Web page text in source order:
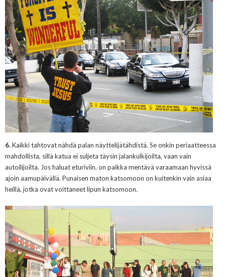
6.Kaikki tahtovat nähdä palan näyttelijätähdistä. Se onkin periaatteessa
mahdollista, sillä katua ei suljeta täysin jalankulkijoilta, vaan vain
autoilijoilta. Jos haluat eturiviin, on paikka mentävä varaamaan hyvissä
ajoin aamupäivällä. Punaisen maton katsomoon on kuitenkin vain asiaa
heillä, jotka ovat voittaneet lipun katsomoon.